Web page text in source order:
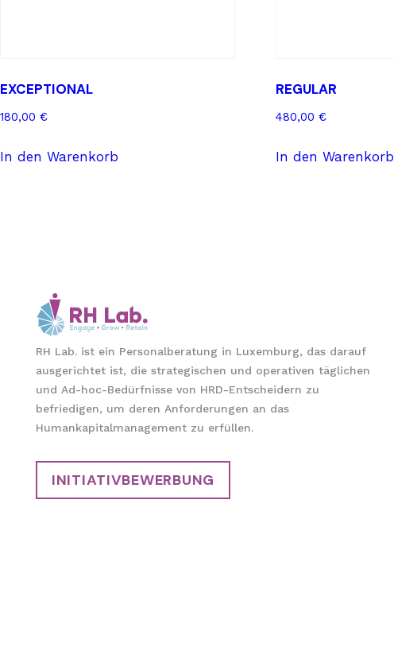
EXCEPTIONAL
180,00 €
In den Warenkorb
REGULAR
480,00€
In den Warenkorb
RH Lab. ist ein Personalberatung in Luxemburg, das darauf
ausgerichtet ist, die strategischen und operativen täglichen
und Ad-hoc-Bedürfnisse von HRD-Entscheidern zu
befriedigen, um deren Anforderungen an das
Humankapitalmanagement zu erfüllen.
INITIATIVBEWERBUNG